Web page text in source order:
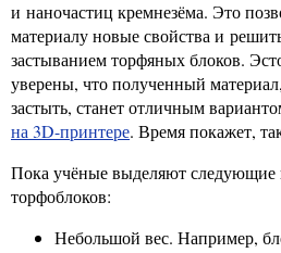
и наночастиц кремнезёма. Это
материалу новые свойства и
застыванием торфяных блоков.
уверены, что полученный
застыть, станет отличным
на 3D-принтере. Время покажет,
Пока учёные выделяют следующие
торфоблоков:
Небольшой вес. Например,